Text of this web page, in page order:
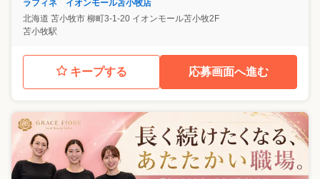
ラフィネ イオンモール苫小牧店
北海道 苫小牧市 柳町3-1-20 イオンモール苫小牧2F
苫小牧駅
キープする 応募画面へ進む